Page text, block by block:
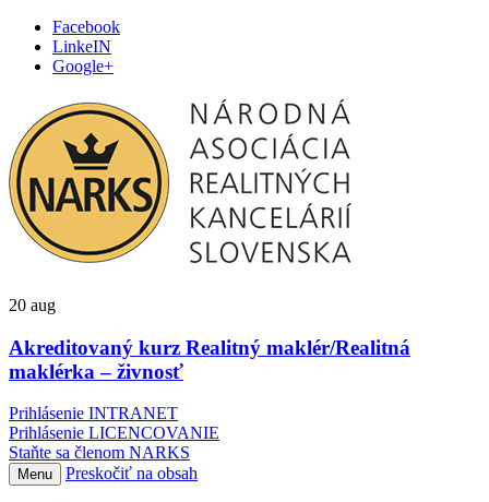
Facebook
LinkeIN
Google+
20 aug
Akreditovaný kurz Realitný maklér/Realitná
maklérka – živnosť
Prihlásenie INTRANET
Prihlásenie LICENCOVANIE
Staňte sa členom NARKS
Menu Preskočiť na obsah